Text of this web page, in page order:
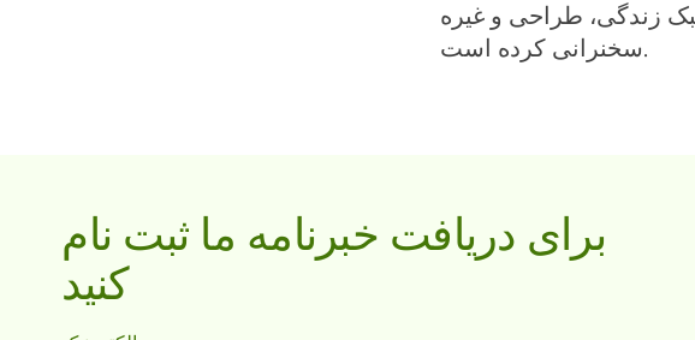
زندگی، طراحی و غیره
سخنرانی کرده است.
برای دریافت خبرنامه ما ثبت نام
کنید